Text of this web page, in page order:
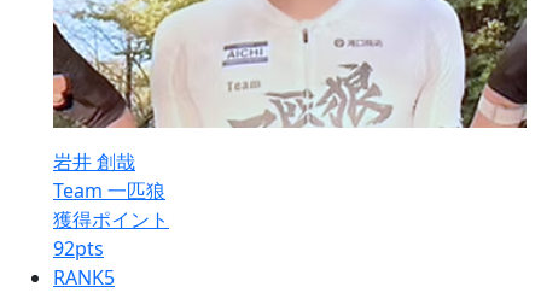
岩井 創哉
Team 一匹狼
獲得ポイント
92pts
RANK5